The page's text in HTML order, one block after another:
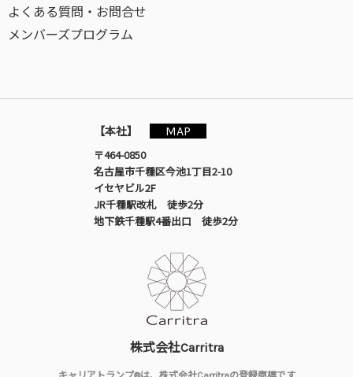
よくある質問・お問合せ
メンバーズプログラム
【本社】
MAP
〒464-0850
名古屋市千種区今池1丁目2-10
イセヤビル2F
JR千種駅改札 徒歩2分
地下鉄千種駅4番出口 徒歩2分
株式会社Carritra